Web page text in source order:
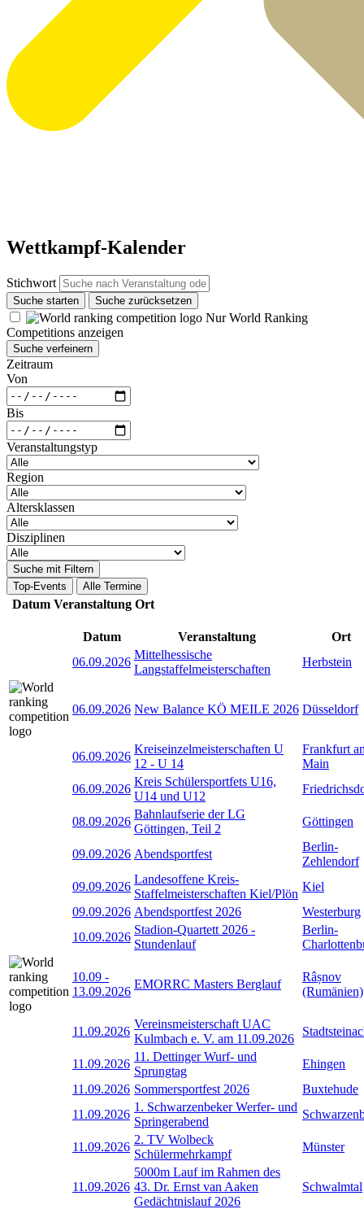
Wettkampf-Kalender
Stichwort
Suche starten Suche zurücksetzen
Nur World Ranking
Competitions anzeigen
Suche verfeinern
Zeitraum
Von
Bis
Veranstaltungstyp
Region
Altersklassen
Disziplinen
Suche mit Filtern
Top-Events
Alle Termine
Datum Veranstaltung Ort
Datum Veranstaltung
Ort
06.09.2026
Mittelhessische
Langstaffelmeisterschaften
Herbstein
06.09.2026 New Balance KÖ MEILE 2026 Düsseldorf
06.09.2026
Kreiseinzelmeisterschaften U
12 - U 14
Frankfurt
Main
06.09.2026
Kreis Schülersportfets U16,
U14 und U12
08.09.2026
Bahnlaufserie der LG
Göttingen, Teil 2
Göttingen
09.09.2026 Abendsportfest
Berlin-
Zehlendorf
09.09.2026
Landesoffene Kreis-
Staffelmeisterschaften Kiel/Plön
Kiel
09.09.2026 Abendsportfest 2026
Westerburg
10.09.2026
Stadion-Quartett 2026 -
Stundenlauf
Berlin-
10.09 -
13.09.2026
EMORRC Masters Berglauf
Râșnov
(Rumänien)
11.09.2026
Vereinsmeisterschaft UAC
Kulmbach e. V. am 11.09.2026
11.09.2026
11. Dettinger Wurf- und
Sprungtag
Ehingen
11.09.2026 Sommersportfest 2026
Buxtehude
11.09.2026
1. Schwarzenbeker Werfer- und
Springerabend
11.09.2026
2. TV Wolbeck
Schülermehrkampf
Münster
11.09.2026
5000m Lauf im Rahmen des
43. Dr. Ernst van Aaken
Gedächtnislauf 2026
Schwalmtal